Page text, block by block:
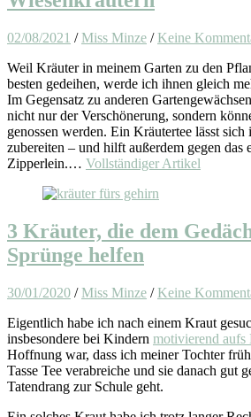
02/08/2021 /Miss Minze /Keine
Weil Kräuter in meinem Garten zu den
besten gedeihen, werde ich ihnen gleich
Im Gegensatz zu anderen
nicht nur der Verschönerung, sondern
genossen werden. Ein Kräutertee lässt
zubereiten – und hilft außerdem gegen das
Zipperlein.… Vollständiger Artikel
3 Kräuter, die dem
Sprünge helfen
30/01/2020 /Miss Minze /Keine
Eigentlich habe ich nach einem Kraut
insbesondere bei Kindern motivierend aufs
Hoffnung war, dass ich meiner Tochter
Tasse Tee verabreiche und sie danach gut
Tatendrang zur Schule geht.